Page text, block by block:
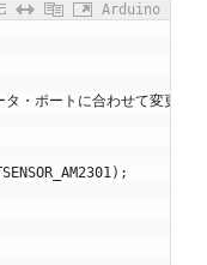
Arduino
・ポートに合わせて変更す
) ;